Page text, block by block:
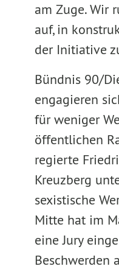
am Zuge. Wir
auf, in
der Initiative
Bündnis 90/
engagieren
für weniger
öffentlichen
regierte
Kreuzberg
sexistische
Mitte hat im
eine Jury
Beschwerden